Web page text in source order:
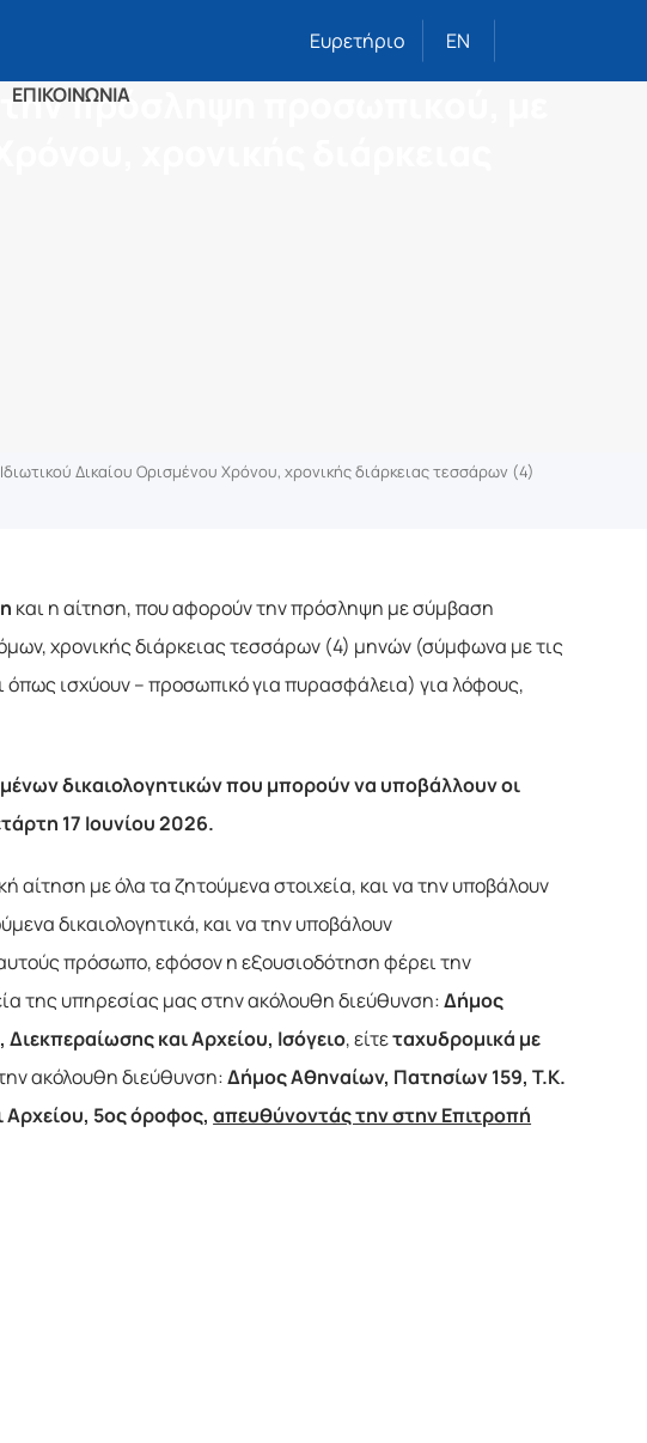
Ευρετήριο EN
ΕΠΙΚΟΙΝΩΝΙΑ
πρόσληψη προσωπικού, με
Δικαίου Ορισμένου Χρόνου, χρονικής διάρκειας τεσσάρων (4)
και η αίτηση, που αφορούν την πρόσληψη με σύμβαση
χρονικής διάρκειας τεσσάρων (4) μηνών (σύμφωνα με τις
ισχύουν – προσωπικό για πυρασφάλεια) για λόφους,
δικαιολογητικών που μπορούν να υποβάλλουν οι
17 Ιουνίου 2026.
αίτηση με όλα τα ζητούμενα στοιχεία, και να την υποβάλουν
δικαιολογητικά, και να την υποβάλουν
πρόσωπο, εφόσον η εξουσιοδότηση φέρει την
της υπηρεσίας μας στην ακόλουθη διεύθυνση:Δήμος
και Αρχείου, Ισόγειο, είτεταχυδρομικά με
ακόλουθη διεύθυνση:Δήμος Αθηναίων, Πατησίων 159, Τ.Κ.
Αρχείου, 5ος όροφος,απευθύνοντάς την στην Επιτροπή